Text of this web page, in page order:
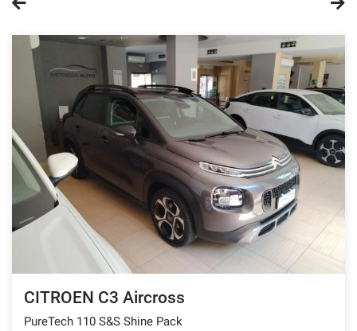
CITROEN C3 Aircross
PureTech 110 S&S Shine Pack
questi
tracciamento
rimanda
alla
cookie
policy.
Puoi
rivedere
e
modificare
le
tue
momento.